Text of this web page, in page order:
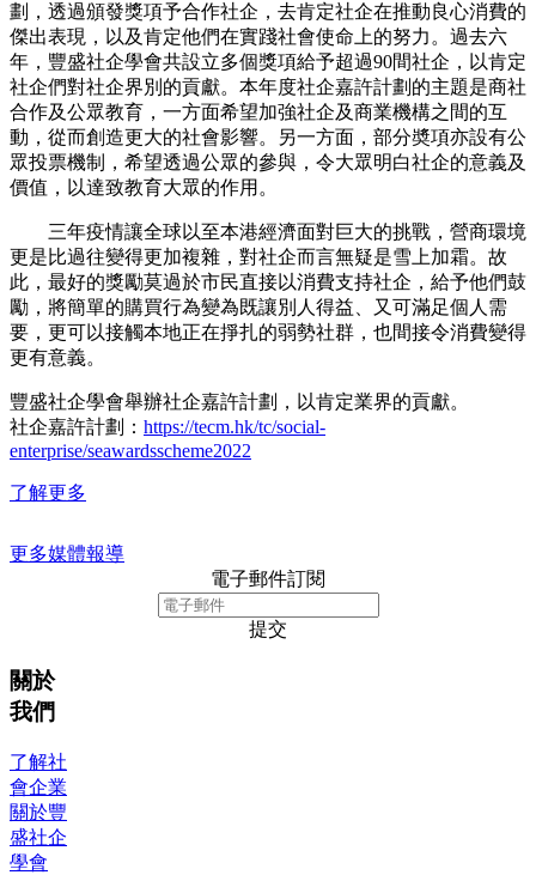
劃，透過頒發獎項予合作社企，去肯定社企在推動良心消費的
傑出表現，以及肯定他們在實踐社會使命上的努力。過去六
年，豐盛社企學會共設立多個獎項給予超過90間社企，以肯定
社企們對社企界別的貢獻。本年度社企嘉許計劃的主題是商社
合作及公眾教育，一方面希望加強社企及商業機構之間的互
動，從而創造更大的社會影響。另一方面，部分奬項亦設有公
眾投票機制，希望透過公眾的參與，令大眾明白社企的意義及
價值，以達致教育大眾的作用。
三年疫情讓全球以至本港經濟面對巨大的挑戰，營商環境
更是比過往變得更加複雜，對社企而言無疑是雪上加霜。故
此，最好的獎勵莫過於市民直接以消費支持社企，給予他們鼓
勵，將簡單的購買行為變為既讓別人得益、又可滿足個人需
要，更可以接觸本地正在掙扎的弱勢社群，也間接令消費變得
更有意義。
豐盛社企學會舉辦社企嘉許計劃，以肯定業界的貢獻。
社企嘉許計劃： https://tecm.hk/tc/social-
enterprise/seawardsscheme2022
了解更多
更多媒體報導
電子郵件訂閱
提交
關於
我們
了解社
會企業
關於豐
盛社企
學會